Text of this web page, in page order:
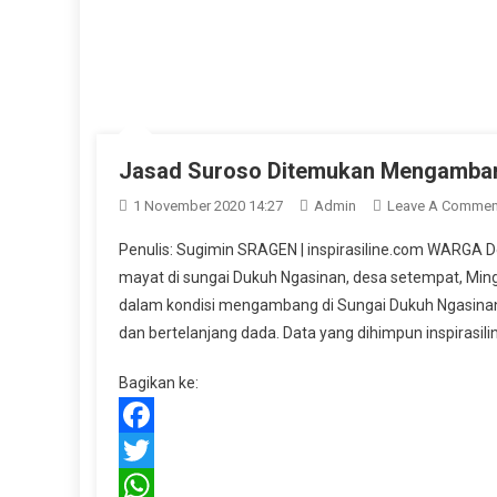
Jasad Suroso Ditemukan
1 November 2020 14:27 Admin Leave A
Penulis: Sugimin SRAGEN | inspirasiline.com
mayat di sungai Dukuh Ngasinan, desa setempat,
dalam kondisi mengambang di Sungai Dukuh
dan bertelanjang dada. Data yang dihimpun
Bagikan ke:
Facebook
Twitter